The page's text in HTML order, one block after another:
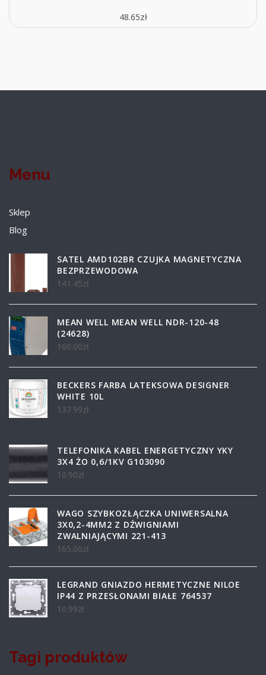
48.65zł
Menu
Sklep
Blog
SATEL AMD102BR CZUJKA MAGNETYCZNA
BEZPRZEWODOWA
141.45zł
MEAN WELL MEAN WELL NDR-120-48
(24628)
160.00zł
BECKERS FARBA LATEKSOWA DESIGNER
WHITE 10L
137.99zł
TELEFONIKA KABEL ENERGETYCZNY YKY
3X4 ŻO 0,6/1KV G103090
10.90zł
WAGO SZYBKOZŁĄCZKA UNIWERSALNA
3X0,2-4MM2 Z DŹWIGNIAMI
ZWALNIAJĄCYMI 221-413
165.00zł
LEGRAND GNIAZDO HERMETYCZNE NILOE
IP44 Z PRZESŁONAMI BIAŁE 764537
10.99zł
Tagi produktów